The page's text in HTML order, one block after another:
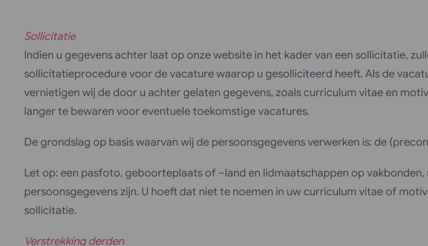
Sollicitatie
Indien u gegevens achter laat op onze website in het kader van een sollicitatie,
sollicitatieprocedure voor de vacature waarop u gesolliciteerd heeft. Als de
vernietigen wij de door u achter gelaten gegevens, zoals curriculum vitae en
langer te bewaren voor eventuele toekomstige vacatures.
De grondslag op basis waarvan wij de persoonsgegevens verwerken is: de
Let op: een pasfoto, geboorteplaats of –land en lidmaatschappen op
persoonsgegevens zijn. U hoeft dat niet te noemen in uw curriculum vitae of
sollicitatie.
Verstrekking derden